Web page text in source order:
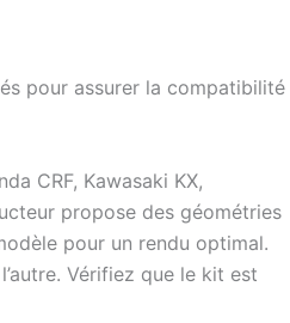
pour assurer la compatibilité
CRF, Kawasaki KX,
propose des géométries
pour un rendu optimal.
Vérifiez que le kit est